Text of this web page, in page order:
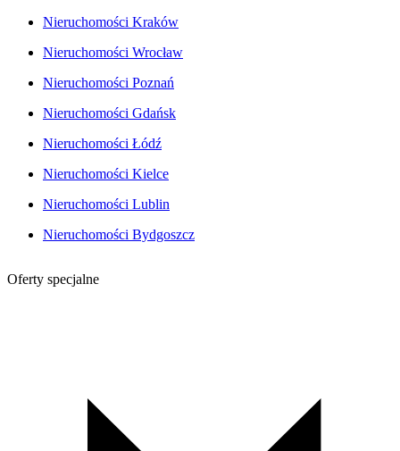
Nieruchomości Kraków
Nieruchomości Wrocław
Nieruchomości Poznań
Nieruchomości Gdańsk
Nieruchomości Łódź
Nieruchomości Kielce
Nieruchomości Lublin
Nieruchomości Bydgoszcz
Oferty specjalne